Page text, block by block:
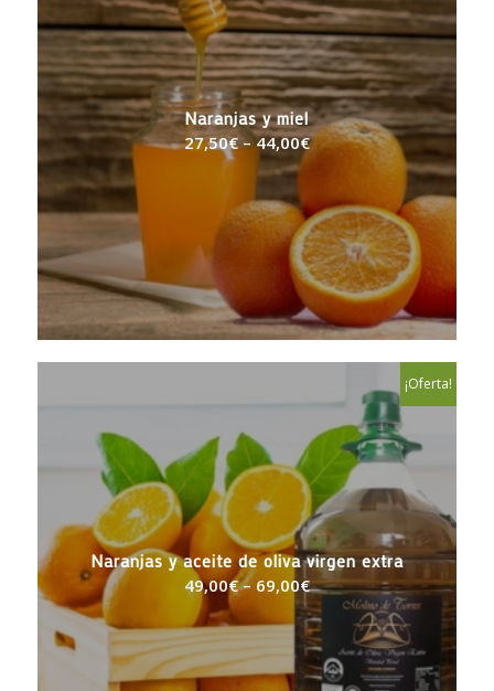
Naranjas y miel
27,50€–44,00€
Naranjas y aceite de oliva virgen extra
49,00€– 69,00€
¡Oferta!